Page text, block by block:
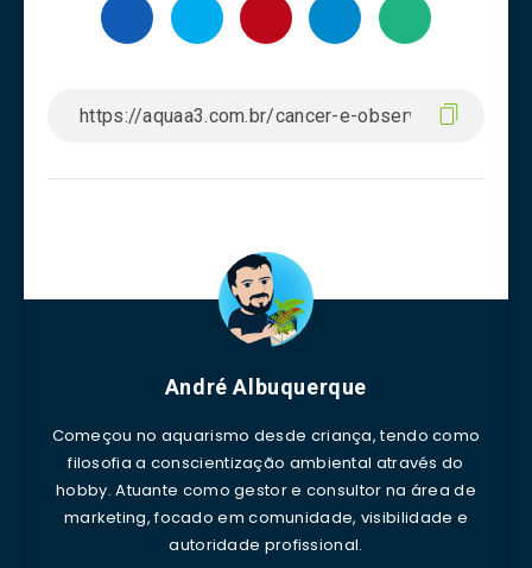
André Albuquerque
Começou no aquarismo desde criança, tendo como
filosofia a conscientização ambiental através do
hobby. Atuante como gestor e consultor na área de
marketing, focado em comunidade, visibilidade e
autoridade profissional.